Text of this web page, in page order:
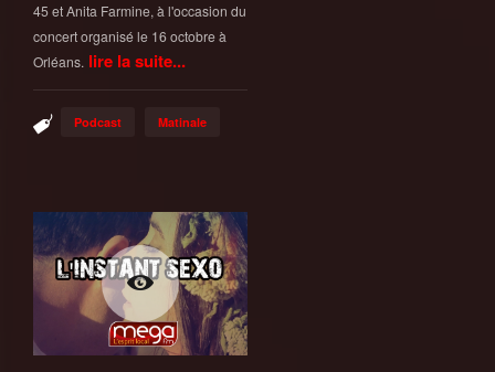
45 et Anita Farmine, à l'occasion du
concert organisé le 16 octobre à
Orléans. lire la suite...
Podcast Matinale